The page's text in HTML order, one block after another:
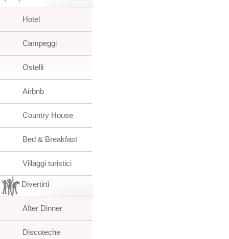
Hotel
Campeggi
Ostelli
Airbnb
Country House
Bed & Breakfast
Villaggi turistici
Divertirti
After Dinner
Discoteche